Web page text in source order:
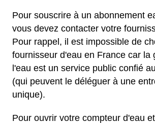
Pour souscrire à un abonnement
vous devez contacter votre
Pour rappel, il est impossible de
fournisseur d'eau en France car la
l'eau est un service public confié
(qui peuvent le déléguer à une
unique).
Pour ouvrir votre compteur d'eau